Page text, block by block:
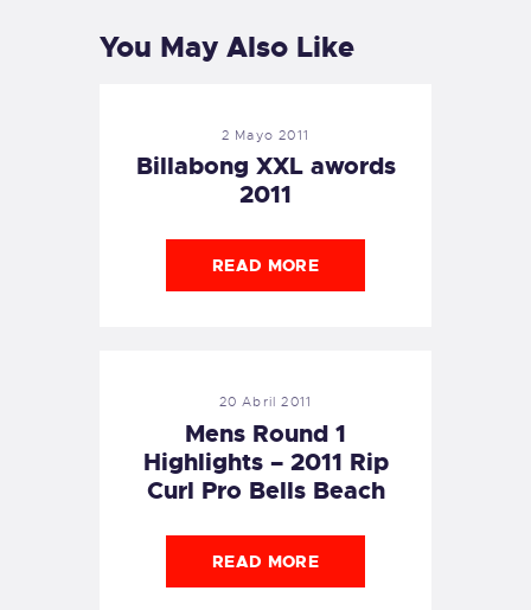
You May Also Like
2 Mayo 2011
Billabong XXL awords
2011
READ MORE
20 Abril 2011
Mens Round 1
Highlights – 2011 Rip
Curl Pro Bells Beach
READ MORE